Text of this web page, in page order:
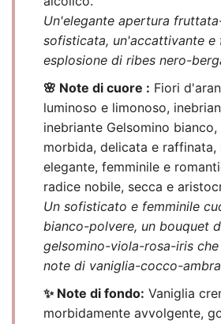
Un'elegante apertura
sofisticata, un'accattivante e
esplosione di ribes nero-
🌸 Note di cuore : Fiori
luminoso e limonoso,
inebriante Gelsomino
morbida, delicata e raffinata,
elegante, femminile e
radice nobile, secca e
Un sofisticato e femminile
bianco-polvere, un bouquet
gelsomino-viola-rosa-iris
note di vaniglia-cocco-
✨ Note di fondo: Vaniglia
morbidamente avvolgente,